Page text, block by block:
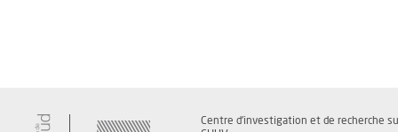
Centre d'investigation et de recherche